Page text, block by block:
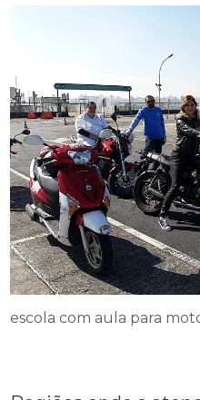
escola com aula para